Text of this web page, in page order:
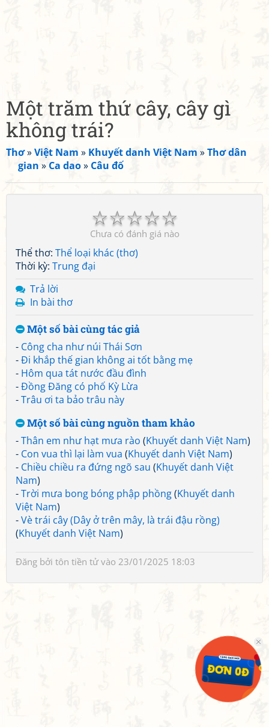
Một trăm thứ cây, cây gì
không trái?
Thơ»Việt Nam » Khuyết danh Việt Nam »Thơ dân
gian » Ca dao» Câu đố
☆
☆
☆
☆
☆
Chưa có đánh giá nào
Thể thơ: Thể loại khác (thơ)
Thời kỳ: Trung đại
Trả lời
In bài thơ
Một số bài cùng tác giả
- Công cha như núi Thái Sơn
-Đi khắp thế gian không ai tốt bằng mẹ
- Hôm qua tát nước đầu đình
-Đồng Đăng có phố Kỳ Lừa
-Trâu ơi ta bảo trâu này
Một số bài cùng nguồn tham khảo
-Thân em như hạt mưa rào (Khuyết danh Việt Nam)
- Con vua thì lại làm vua (Khuyết danh Việt Nam)
- Chiều chiều ra đứng ngõ sau (Khuyết danh Việt
Nam)
-Trời mưa bong bóng phập phồng(Khuyết danh
Việt Nam)
-Vè trái cây (Dây ở trên mây, là trái đậu rồng)
(Khuyết danh Việt Nam)
Đăng bởi tôn tiền tửvào 23/01/2025 18:03